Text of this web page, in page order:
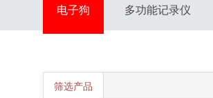
电子狗 多功能记录仪
筛选产品